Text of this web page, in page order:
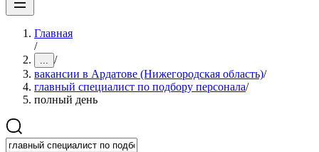
Главная
/
... /
вакансии в Ардатове (Нижегородская область)/
главный специалист по подбору персонала/
полный день